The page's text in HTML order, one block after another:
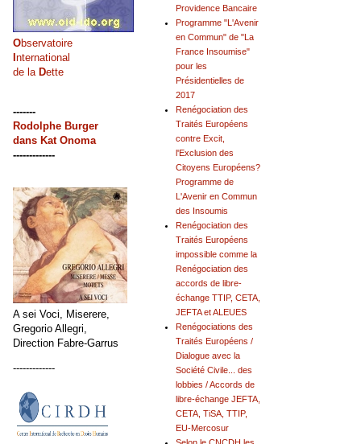
Providence Bancaire
Programme "L'Avenir
en Commun" de "La
France Insoumise"
pour les
Présidentielles de
2017
Renégociation des
Traités Européens
contre Excit,
l'Exclusion des
Citoyens Européens?
Programme de
L'Avenir en Commun
des Insoumis
Renégociation des
Traités Européens
impossible comme la
Renégociation des
accords de libre-
échange TTIP, CETA,
JEFTA et ALEUES
Renégociations des
Traités Européens /
Dialogue avec la
Société Civile... des
lobbies / Accords de
libre-échange JEFTA,
CETA, TiSA, TTIP,
EU-Mercosur
Observatoire
International
de la Dette
-------
Rodolphe Burger
dans Kat Onoma
-------------
A sei Voci, Miserere,
Gregorio Allegri,
Direction Fabre-Garrus
-------------